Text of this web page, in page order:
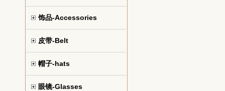
饰品-Accessories
皮带-Belt
帽子-hats
眼镜-Glasses